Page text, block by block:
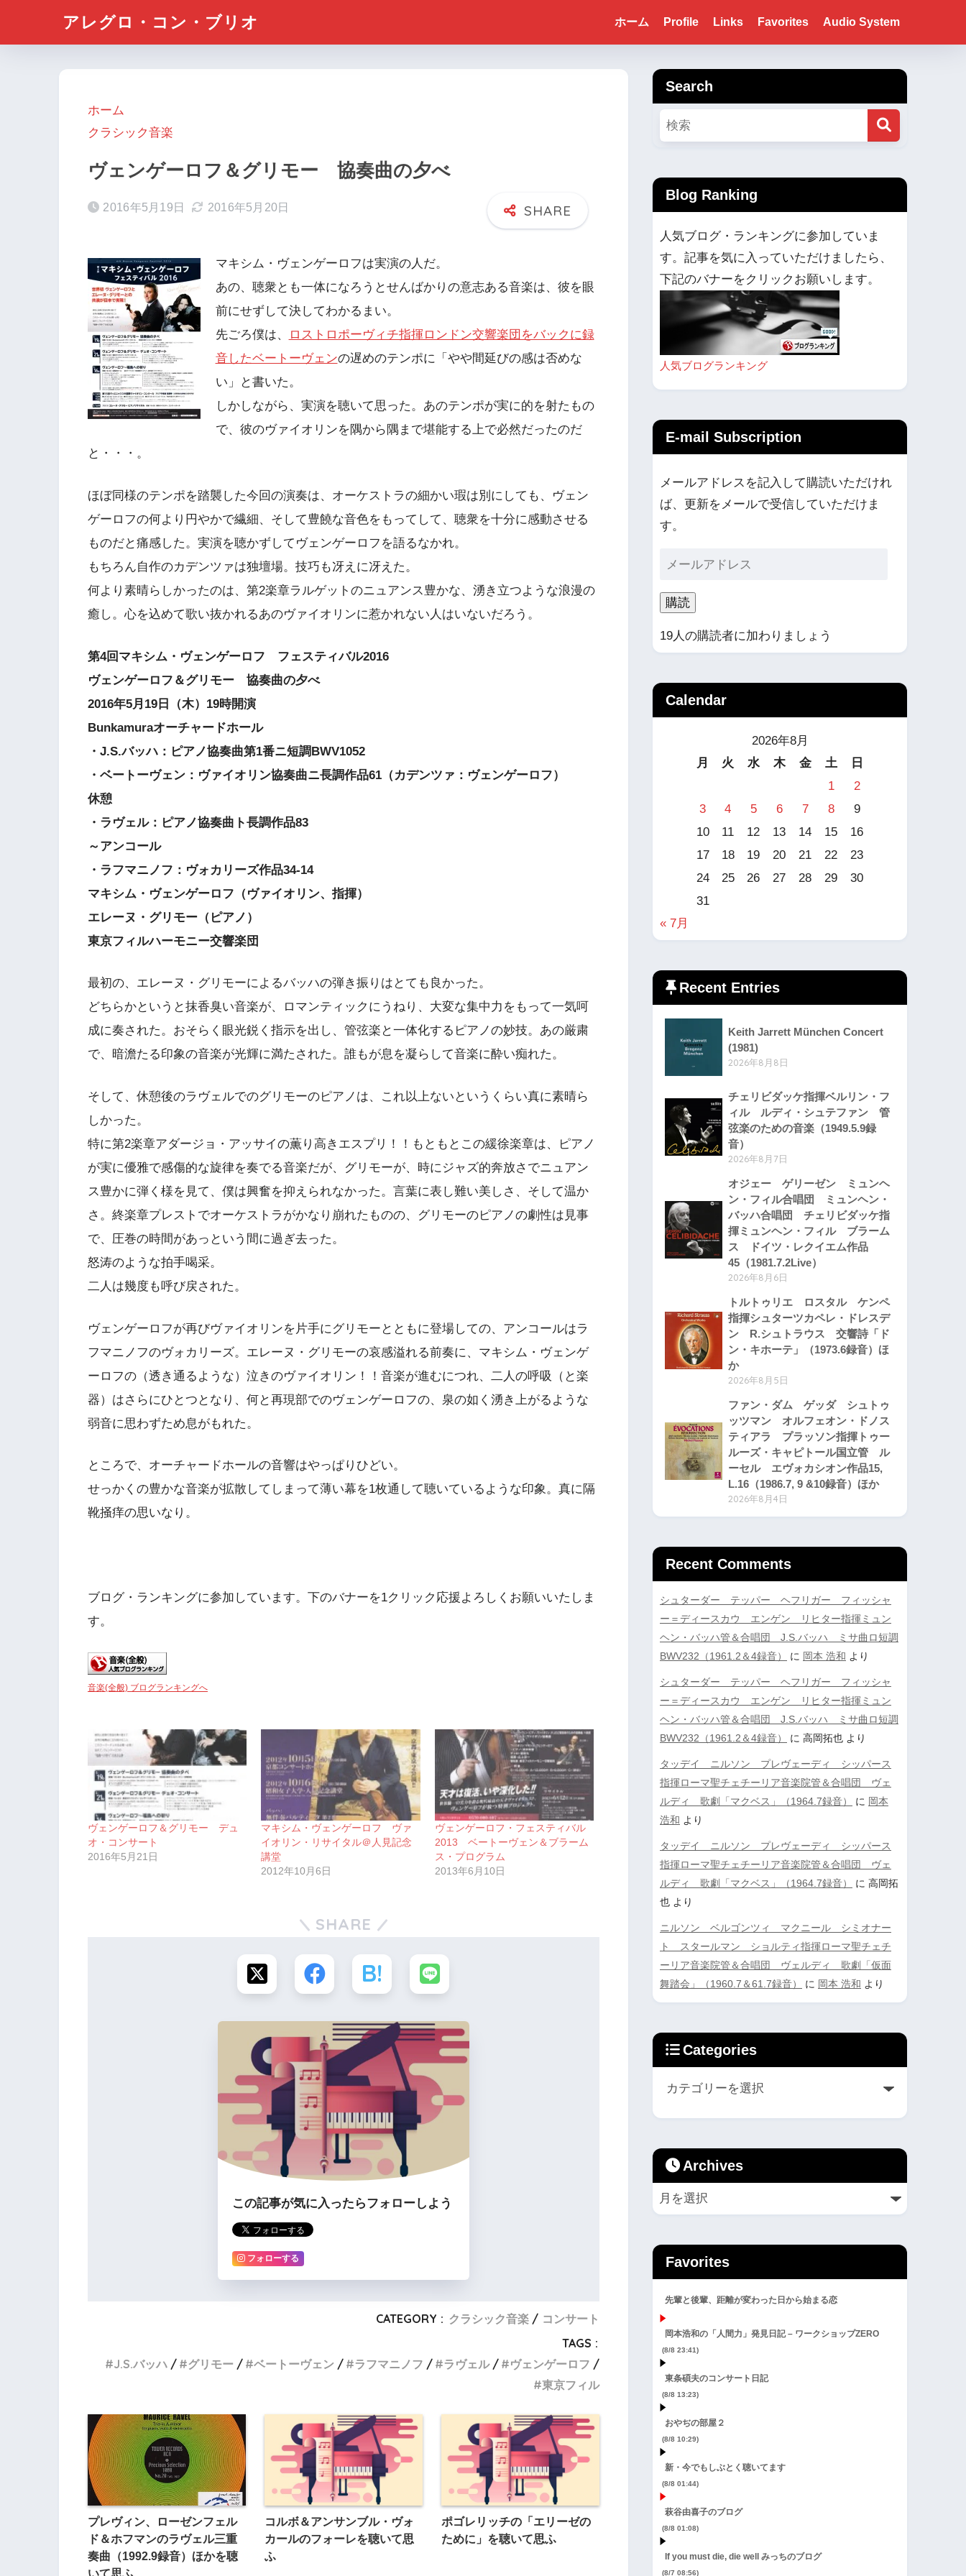
アレグロ・コン・ブリオ ホーム Profile Links Favorites Audio System
ホーム
クラシック音楽
ヴェンゲーロフ＆グリモー 協奏曲の夕べ
2016年5月19日 2016年5月20日
マキシム・ヴェンゲーロフは実演の人だ。
あの、聴衆とも一体になろうとせんばかりの意志ある音楽は、彼を眼
前にせずして決してわかるまい。
先ごろ僕は、
ロストロポーヴィチ指揮ロンドン交響楽団をバックに録
音したベートーヴェンの遅めのテンポに「やや間延びの感は否めな
い」と書いた。
しかしながら、実演を聴いて思った。あのテンポが実に的を射たもの
で、彼のヴァイオリンを隅から隅まで堪能する上で必然だったのだ
と・・・。
ほぼ同様のテンポを踏襲した今回の演奏は、オーケストラの細かい瑕は別にしても、ヴェン
ゲーロフの何より円やかで繊細、そして豊饒な音色をもってして、聴衆を十分に感動させる
ものだと痛感した。実演を聴かずしてヴェンゲーロフを語るなかれ。
もちろん自作のカデンツァは独壇場。技巧も冴えに冴えた。
何より素晴らしかったのは、第2楽章ラルゲットのニュアンス豊かな、湧き立つような浪漫の
癒し。心を込めて歌い抜かれるあのヴァイオリンに惹かれない人はいないだろう。
第4回マキシム・ヴェンゲーロフ フェスティバル2016
ヴェンゲーロフ＆グリモー 協奏曲の夕べ
2016年5月19日（木）19時開演
Bunkamuraオーチャードホール
・J.S.バッハ：ピアノ協奏曲第1番ニ短調BWV1052
・ベートーヴェン：ヴァイオリン協奏曲ニ長調作品61（カデンツァ：ヴェンゲーロフ）
休憩
・ラヴェル：ピアノ協奏曲ト長調作品83
～アンコール
・ラフマニノフ：ヴォカリーズ作品34-14
マキシム・ヴェンゲーロフ（ヴァイオリン、指揮）
エレーヌ・グリモー（ピアノ）
東京フィルハーモニー交響楽団
最初の、エレーヌ・グリモーによるバッハの弾き振りはとても良かった。
どちらかというと抹香臭い音楽が、ロマンティックにうねり、大変な集中力をもって一気呵
成に奏された。おそらく眼光鋭く指示を出し、管弦楽と一体化するピアノの妙技。あの厳粛
で、暗澹たる印象の音楽が光輝に満たされた。誰もが息を凝らして音楽に酔い痴れた。
そして、休憩後のラヴェルでのグリモーのピアノは、これ以上ないというくらい真に素晴ら
しかった。
特に第2楽章アダージョ・アッサイの薫り高きエスプリ！！もともとこの緩徐楽章は、ピアノ
が実に優雅で感傷的な旋律を奏でる音楽だが、グリモーが、時にジャズ的奔放さでニュアン
ス豊かに弾く様を見て、僕は興奮を抑えられなかった。言葉に表し難い美しさ、そして温か
さ。終楽章プレストでオーケストラがかなり崩れたものの、グリモーのピアノの劇性は見事
で、圧巻の時間があっという間に過ぎ去った。
怒涛のような拍手喝采。
二人は幾度も呼び戻された。
ヴェンゲーロフが再びヴァイオリンを片手にグリモーとともに登場しての、アンコールはラ
フマニノフのヴォカリーズ。エレーヌ・グリモーの哀感溢れる前奏に、マキシム・ヴェンゲ
ーロフの（透き通るような）泣きのヴァイオリン！！音楽が進むにつれ、二人の呼吸（と楽
器）はさらにひとつとなり、何と再現部でのヴェンゲーロフの、泉の如く湧き上がるような
弱音に思わずため息がもれた。
ところで、オーチャードホールの音響はやっぱりひどい。
せっかくの豊かな音楽が拡散してしまって薄い幕を1枚通して聴いているような印象。真に隔
靴掻痒の思いなり。
ブログ・ランキングに参加しています。下のバナーを1クリック応援よろしくお願いいたしま
す。
音楽(全般) ブログランキングへ
ヴェンゲーロフ＆グリモー デュ
オ・コンサート
2016年5月21日
マキシム・ヴェンゲーロフ ヴァ
イオリン・リサイタル＠人見記念
講堂
2012年10月6日
ヴェンゲーロフ・フェスティバル
2013 ベートーヴェン＆ブラーム
ス・プログラム
2013年6月10日
SHARE
この記事が気に入ったらフォローしよう
フォローする
CATEGORY : クラシック音楽
コンサート
TAGS :
J.S.バッハ
グリモー ベートーヴェン ラフマニノフ ラヴェル
ヴェンゲーロフ
東京フィル
プレヴィン、ローゼンフェル
ド＆ホフマンのラヴェル三重
奏曲（1992.9録音）ほかを聴
コルボ＆アンサンブル・ヴォ
カールのフォーレを聴いて思
ふ
ポゴレリッチの「エリーゼの
ために」を聴いて思ふ
Search
Blog Ranking
人気ブログ・ランキングに参加していま
す。記事を気に入っていただけましたら、
下記のバナーをクリックお願いします。
人気ブログランキング
E-mail Subscription
メールアドレスを記入して購読いただけれ
ば、更新をメールで受信していただけま
す。
購読
19人の購読者に加わりましょう
Calendar
2026年8月
月
火 水 木 金 土
日
1
2
3
4 5 6 7 8
9
10
11 12 13 14 15
16
17
18 19 20 21 22
23
24
25 26 27 28 29
30
31
« 7月
Recent Entries
Keith Jarrett München Concert
(1981)
2026年8月8日
チェリビダッケ指揮ベルリン・フ
ィル ルディ・シュテファン 管
弦楽のための音楽（1949.5.9録
音）
2026年8月7日
オジェー ゲリーゼン ミュンヘ
ン・フィル合唱団 ミュンヘン・
バッハ合唱団 チェリビダッケ指
揮ミュンヘン・フィル ブラーム
ス ドイツ・レクイエム作品
45（1981.7.2Live）
2026年8月6日
トルトゥリエ ロスタル ケンペ
指揮シュターツカペレ・ドレスデ
ン R.シュトラウス 交響詩「ド
ン・キホーテ」（1973.6録音）ほ
か
2026年8月5日
ファン・ダム ゲッダ シュトゥ
ッツマン オルフェオン・ドノス
ティアラ プラッソン指揮トゥー
ルーズ・キャピトール国立管 ル
ーセル エヴォカシオン作品15,
L.16（1986.7, 9 &10録音）ほか
2026年8月4日
Recent Comments
シュターダー テッパー ヘフリガー フィッシャ
ー＝ディースカウ エンゲン リヒター指揮ミュン
ヘン・バッハ管＆合唱団 J.S.バッハ ミサ曲ロ短調
BWV232（1961.2＆4録音）
に 岡本 浩和 より
シュターダー テッパー ヘフリガー フィッシャ
ー＝ディースカウ エンゲン リヒター指揮ミュン
ヘン・バッハ管＆合唱団 J.S.バッハ ミサ曲ロ短調
BWV232（1961.2＆4録音）
に 高岡拓也 より
タッデイ ニルソン プレヴェーディ シッパース
指揮ローマ聖チェチーリア音楽院管＆合唱団 ヴェ
ルディ 歌劇「マクベス」（1964.7録音）
に 岡本
浩和 より
タッデイ ニルソン プレヴェーディ シッパース
指揮ローマ聖チェチーリア音楽院管＆合唱団 ヴェ
ルディ 歌劇「マクベス」（1964.7録音）
に 高岡拓
也 より
ニルソン ベルゴンツィ マクニール シミオナー
ト スタールマン ショルティ指揮ローマ聖チェチ
ーリア音楽院管＆合唱団 ヴェルディ 歌劇「仮面
舞踏会」（1960.7＆61.7録音）
に 岡本 浩和 より
Categories
Archives
Favorites
先輩と後輩、距離が変わった日から始まる恋
岡本浩和の「人間力」発見日記 – ワークショップZERO
(8/8 23:41)
東条碩夫のコンサート日記
(8/8 13:23)
おやぢの部屋２
(8/8 10:29)
新・今でもしぶとく聴いてます
(8/8 01:44)
萩谷由喜子のブログ
(8/8 01:08)
If you must die, die well みっちのブログ
(8/7 08:56)